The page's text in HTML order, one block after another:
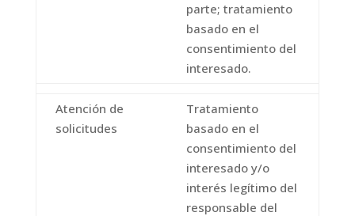
parte; tratamiento
basado en el
consentimiento del
interesado.
Atención de
solicitudes
Tratamiento
basado en el
consentimiento del
interesado y/o
interés legítimo del
responsable del